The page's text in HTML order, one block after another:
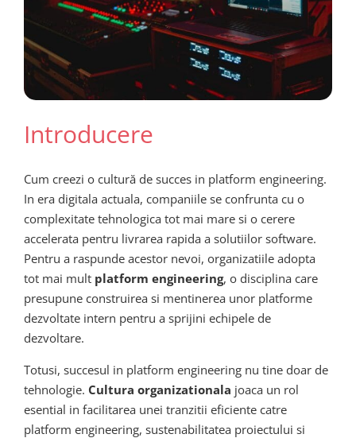
Introducere
Cum creezi o cultură de succes in platform engineering.
In era digitala actuala, companiile se confrunta cu o
complexitate tehnologica tot mai mare si o cerere
accelerata pentru livrarea rapida a solutiilor software.
Pentru a raspunde acestor nevoi, organizatiile adopta
tot mai mult platform engineering, o disciplina care
presupune construirea si mentinerea unor platforme
dezvoltate intern pentru a sprijini echipele de
dezvoltare.
Totusi, succesul in platform engineering nu tine doar de
tehnologie. Cultura organizationala joaca un rol
esential in facilitarea unei tranzitii eficiente catre
platform engineering, sustenabilitatea proiectului si